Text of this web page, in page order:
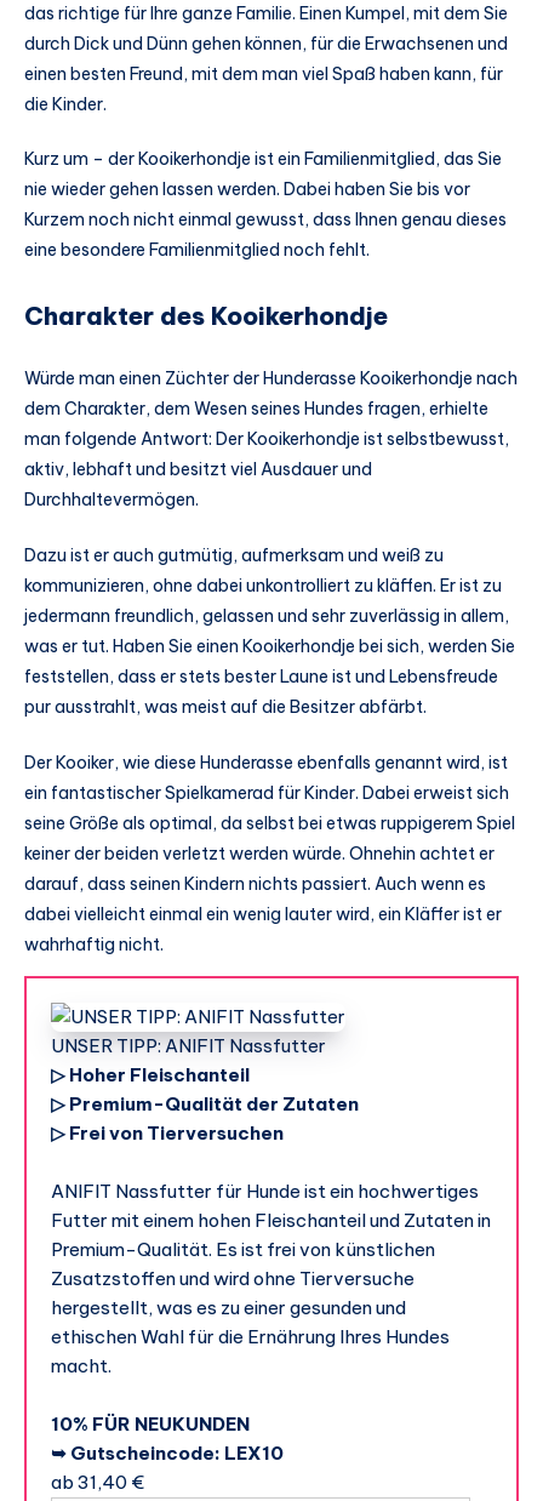
das richtige für Ihre ganze Familie. Einen Kumpel, mit dem Sie
durch Dick und Dünn gehen können, für die Erwachsenen und
einen besten Freund, mit dem man viel Spaß haben kann, für
die Kinder.
Kurz um – der Kooikerhondje ist ein Familienmitglied, das Sie
nie wieder gehen lassen werden. Dabei haben Sie bis vor
Kurzem noch nicht einmal gewusst, dass Ihnen genau dieses
eine besondere Familienmitglied noch fehlt.
Charakter des Kooikerhondje
Würde man einen Züchter der Hunderasse Kooikerhondje nach
dem Charakter, dem Wesen seines Hundes fragen, erhielte
man folgende Antwort: Der Kooikerhondje ist selbstbewusst,
aktiv, lebhaft und besitzt viel Ausdauer und
Durchhaltevermögen.
Dazu ist er auch gutmütig, aufmerksam und weiß zu
kommunizieren, ohne dabei unkontrolliert zu kläffen. Er ist zu
jedermann freundlich, gelassen und sehr zuverlässig in allem,
was er tut. Haben Sie einen Kooikerhondje bei sich, werden Sie
feststellen, dass er stets bester Laune ist und Lebensfreude
pur ausstrahlt, was meist auf die Besitzer abfärbt.
Der Kooiker, wie diese Hunderasse ebenfalls genannt wird, ist
ein fantastischer Spielkamerad für Kinder. Dabei erweist sich
seine Größe als optimal, da selbst bei etwas ruppigerem Spiel
keiner der beiden verletzt werden würde. Ohnehin achtet er
darauf, dass seinen Kindern nichts passiert. Auch wenn es
dabei vielleicht einmal ein wenig lauter wird, ein Kläffer ist er
wahrhaftig nicht.
UNSER TIPP: ANIFIT Nassfutter
▷ Hoher Fleischanteil
▷ Premium-Qualität der Zutaten
▷ Frei von Tierversuchen
ANIFIT Nassfutter für Hunde ist ein hochwertiges
Futter mit einem hohen Fleischanteil und Zutaten in
Premium-Qualität. Es ist frei von künstlichen
Zusatzstoffen und wird ohne Tierversuche
hergestellt, was es zu einer gesunden und
ethischen Wahl für die Ernährung Ihres Hundes
macht.
10% FÜR NEUKUNDEN
➥ Gutscheincode: LEX10
ab 31,40 €